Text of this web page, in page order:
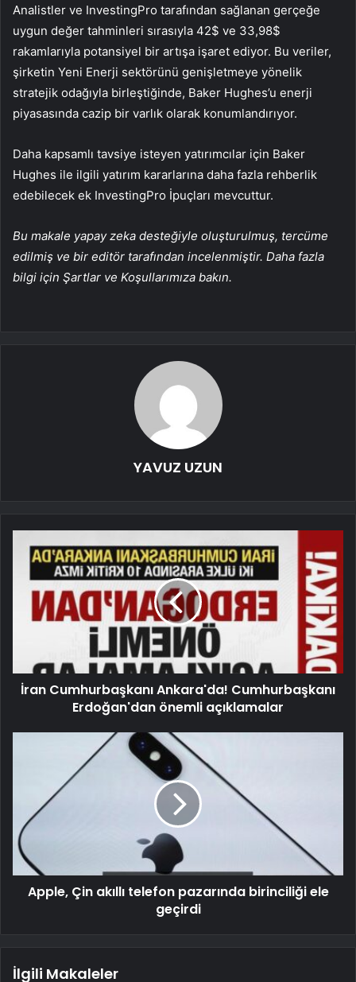
Analistler ve InvestingPro tarafından sağlanan gerçeğe
uygun değer tahminleri sırasıyla 42$ ve 33,98$
rakamlarıyla potansiyel bir artışa işaret ediyor. Bu veriler,
şirketin Yeni Enerji sektörünü genişletmeye yönelik
stratejik odağıyla birleştiğinde, Baker Hughes’u enerji
piyasasında cazip bir varlık olarak konumlandırıyor.
Daha kapsamlı tavsiye isteyen yatırımcılar için Baker
Hughes ile ilgili yatırım kararlarına daha fazla rehberlik
edebilecek ek InvestingPro İpuçları mevcuttur.
Bu makale yapay zeka desteğiyle oluşturulmuş, tercüme
edilmiş ve bir editör tarafından incelenmiştir. Daha fazla
bilgi için Şartlar ve Koşullarımıza bakın.
YAVUZ UZUN
İran Cumhurbaşkanı Ankara'da! Cumhurbaşkanı
Erdoğan'dan önemli açıklamalar
Apple, Çin akıllı telefon pazarında birinciliği ele
geçirdi
İlgili Makaleler